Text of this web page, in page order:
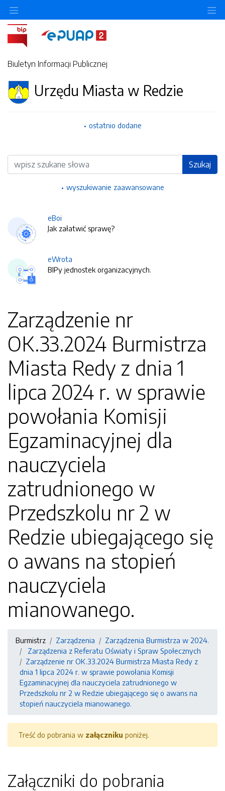
Biuletyn Informacji Publicznej
Urzędu Miasta w Redzie
ostatnio dodane
Wyszukiwarka Szukaj
wyszukiwanie zaawansowane
eBoi
Jak załatwić sprawę?
eWrota
BIPy jednostek organizacyjnych.
Zarządzenie nr
OK.33.2024 Burmistrza
Miasta Redy z dnia 1
lipca 2024 r. w sprawie
powołania Komisji
Egzaminacyjnej dla
nauczyciela
zatrudnionego w
Przedszkolu nr 2 w
Redzie ubiegającego się
o awans na stopień
nauczyciela
mianowanego.
Burmistrz Zarządzenia
Zarządzenia Burmistrza w 2024.
Zarządzenia z Referatu Oświaty i Spraw Społecznych
Zarządzenie nr OK.33.2024 Burmistrza Miasta Redy z
dnia 1 lipca 2024 r. w sprawie powołania Komisji
Egzaminacyjnej dla nauczyciela zatrudnionego w
Przedszkolu nr 2 w Redzie ubiegającego się o awans na
stopień nauczyciela mianowanego.
Treść do pobrania w załączniku poniżej.
Załączniki do pobrania